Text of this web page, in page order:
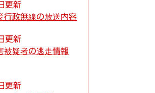
更新
行政無線の放送内容
更新
被疑者の逃走情報
更新